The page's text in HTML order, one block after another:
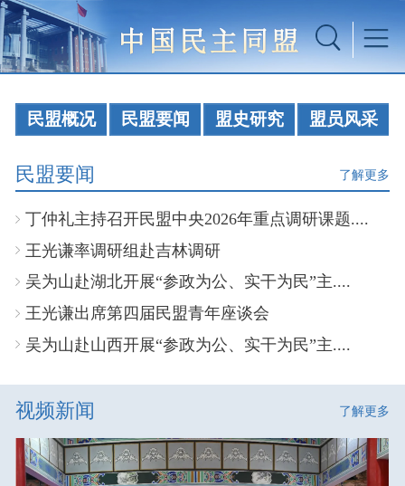
民盟概况 民盟要闻 盟史研究 盟员风采
民盟要闻 了解更多
丁仲礼主持召开民盟中央2026年重点调研课题....
王光谦率调研组赴吉林调研
吴为山赴湖北开展“参政为公、实干为民”主....
王光谦出席第四届民盟青年座谈会
吴为山赴山西开展“参政为公、实干为民”主....
视频新闻 了解更多